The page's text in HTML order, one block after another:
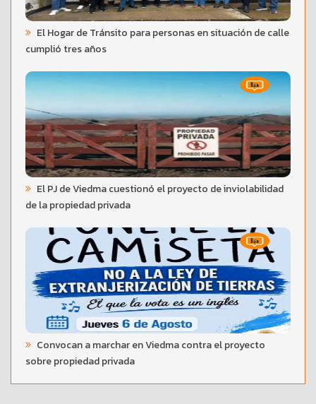
El Hogar de Tránsito para personas en situación de calle
cumplió tres años
El PJ de Viedma cuestionó el proyecto de inviolabilidad
de la propiedad privada
Convocan a marchar en Viedma contra el proyecto
sobre propiedad privada